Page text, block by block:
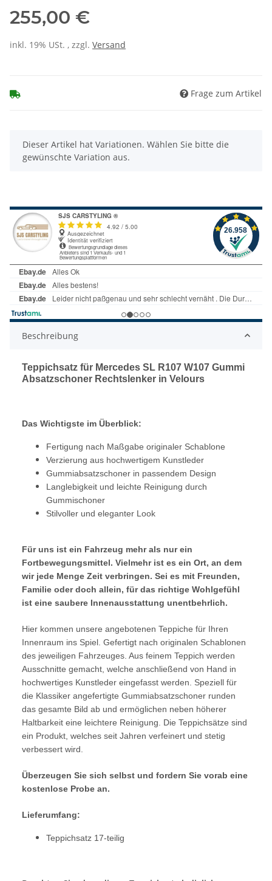
255,00 €
inkl. 19% USt. , zzgl. Versand
Frage zum Artikel
x
Dieser Artikel hat Variationen. Wählen Sie bitte die
gewünschte Variation aus.
Beschreibung
Teppichsatz für Mercedes SL R107 W107 Gummi
Absatzschoner Rechtslenker in Velours
Das Wichtigste im Überblick:
Fertigung nach Maßgabe originaler Schablone
Verzierung aus hochwertigem Kunstleder
Gummiabsatzschoner in passendem Design
Langlebigkeit und leichte Reinigung durch
Gummischoner
Stilvoller und eleganter Look
Für uns ist ein Fahrzeug mehr als nur ein
Fortbewegungsmittel. Vielmehr ist es ein Ort, an dem
wir jede Menge Zeit verbringen. Sei es mit Freunden,
Familie oder doch allein, für das richtige Wohlgefühl
ist eine saubere Innenausstattung unentbehrlich.
Hier kommen unsere angebotenen Teppiche für Ihren
Innenraum ins Spiel. Gefertigt nach originalen Schablonen
des jeweiligen Fahrzeuges. Aus feinem Teppich werden
Ausschnitte gemacht, welche anschließend von Hand in
hochwertiges Kunstleder eingefasst werden. Speziell für
die Klassiker angefertigte Gummiabsatzschoner runden
das gesamte Bild ab und ermöglichen neben höherer
Haltbarkeit eine leichtere Reinigung. Die Teppichsätze sind
ein Produkt, welches seit Jahren verfeinert und stetig
verbessert wird.
Überzeugen Sie sich selbst und fordern Sie vorab eine
kostenlose Probe an.
Lieferumfang:
Teppichsatz 17-teilig